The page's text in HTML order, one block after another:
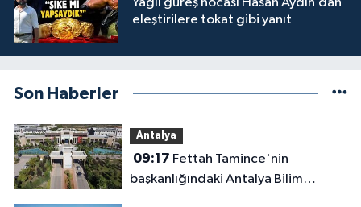
eleştirilere tokat gibi yanıt
Son Haberler
Antalya
09:17
başkanlığındaki Antalya Bilim
Üniversitesi'nde düzen değişti